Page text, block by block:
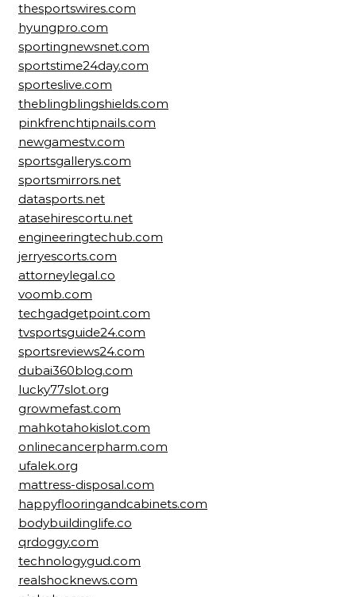
thesportswires.com
hyungpro.com
sportingnewsnet.com
sportstime24day.com
sporteslive.com
theblingblingshields.com
pinkfrenchtipnails.com
newgamestv.com
sportsgallerys.com
sportsmirrors.net
datasports.net
atasehirescortu.net
engineeringtechub.com
jerryescorts.com
attorneylegal.co
voomb.com
techgadgetpoint.com
tvsportsguide24.com
sportsreviews24.com
dubai360blog.com
lucky77slot.org
growmefast.com
mahkotahokislot.com
onlinecancerpharm.com
ufalek.org
mattress-disposal.com
happyflooringandcabinets.com
bodybuildinglife.co
qrdoggy.com
technologygud.com
realshocknews.com